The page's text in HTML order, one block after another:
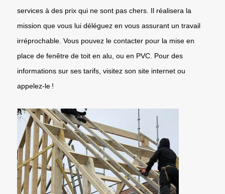
services à des prix qui ne sont pas chers. Il réalisera la
mission que vous lui déléguez en vous assurant un travail
irréprochable. Vous pouvez le contacter pour la mise en
place de fenêtre de toit en alu, ou en PVC. Pour des
informations sur ses tarifs, visitez son site internet ou
appelez-le !